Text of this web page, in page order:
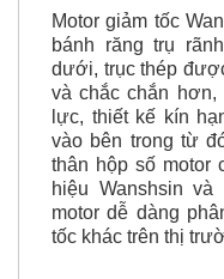
Motor giảm tốc
bánh răng trụ
dưới, trục thép
và chắc chắn
lực, thiết kế kín
vào bên trong từ
thân hộp số motor
hiệu Wanshsin
motor dễ dàng